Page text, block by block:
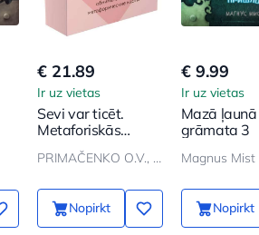
€ 21.89
Ir uz vietas
Sevi var ticēt.
Metaforiskās
kartes no Olgas
Primačenko
PRIMAČENKO O.V., GODUJKO P.
Nopirkt
€ 9.99
Ir uz vietas
Mazā ļaunā
grāmata 3
Magnus Mist
Nopirkt